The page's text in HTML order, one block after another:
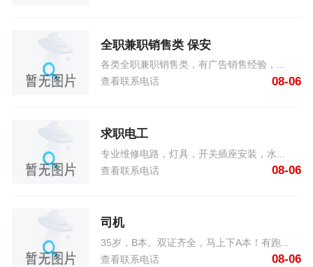
全职兼职销售类 保安
各类全职兼职销售类，有广告销售经验，...
查看联系电话
08-06
求职电工
专业维修电路，灯具，开关插座安装，水...
查看联系电话
08-06
司机
35岁，B本。双证齐全，马上下A本！有跑...
查看联系电话
08-06